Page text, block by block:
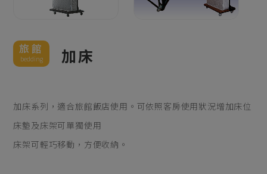
旅館
bedding 加床
加床系列，適合旅館飯店使用。可依照客房使用狀況增加床位
床墊及床架可單獨使用
床架可輕巧移動，方便收納。